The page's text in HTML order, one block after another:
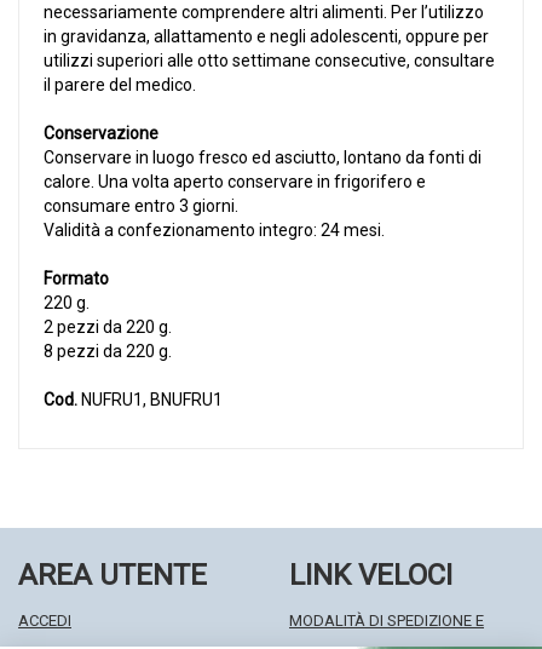
necessariamente comprendere altri alimenti. Per l’utilizzo
in gravidanza, allattamento e negli adolescenti, oppure per
utilizzi superiori alle otto settimane consecutive, consultare
il parere del medico.
Conservazione
Conservare in luogo fresco ed asciutto, lontano da fonti di
calore. Una volta aperto conservare in frigorifero e
consumare entro 3 giorni.
Validità a confezionamento integro: 24 mesi.
Formato
220 g.
2 pezzi da 220 g.
8 pezzi da 220 g.
Cod. NUFRU1, BNUFRU1
AREA UTENTE
ACCEDI
LINK VELOCI
MODALITÀ DI SPEDIZIONE E